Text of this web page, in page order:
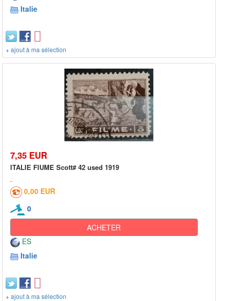
Italie
+ ajout à ma sélection
7,35 EUR
ITALIE FIUME Scott# 42 used 1919
0,00 EUR
0
ACHETER
ES
Italie
+ ajout à ma sélection